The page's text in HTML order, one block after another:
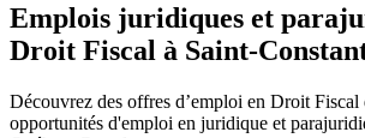
Emplois juridiques et
Droit Fiscal à Saint-
Découvrez des offres d’emploi en Droit Fiscal
opportunités d'emploi en juridique et